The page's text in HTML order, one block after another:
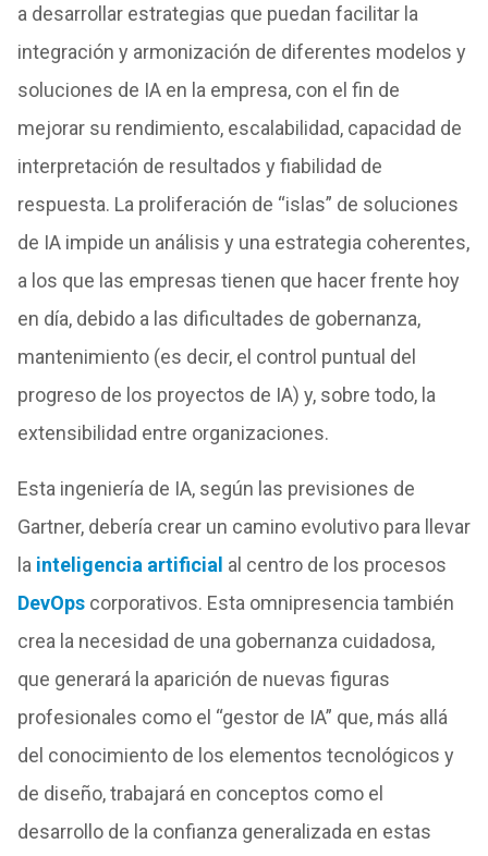
a desarrollar estrategias que puedan facilitar la
integración y armonización de diferentes modelos y
soluciones de IA en la empresa, con el fin de
mejorar su rendimiento, escalabilidad, capacidad de
interpretación de resultados y fiabilidad de
respuesta. La proliferación de “islas” de soluciones
de IA impide un análisis y una estrategia coherentes,
a los que las empresas tienen que hacer frente hoy
en día, debido a las dificultades de gobernanza,
mantenimiento (es decir, el control puntual del
progreso de los proyectos de IA) y, sobre todo, la
extensibilidad entre organizaciones.
Esta ingeniería de IA, según las previsiones de
Gartner, debería crear un camino evolutivo para llevar
la inteligencia artificial al centro de los procesos
DevOpscorporativos. Esta omnipresencia también
crea la necesidad de una gobernanza cuidadosa,
que generará la aparición de nuevas figuras
profesionales como el “gestor de IA” que, más allá
del conocimiento de los elementos tecnológicos y
de diseño, trabajará en conceptos como el
desarrollo de la confianza generalizada en estas